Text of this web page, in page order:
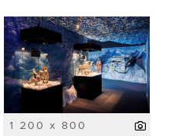
1 200 x 800